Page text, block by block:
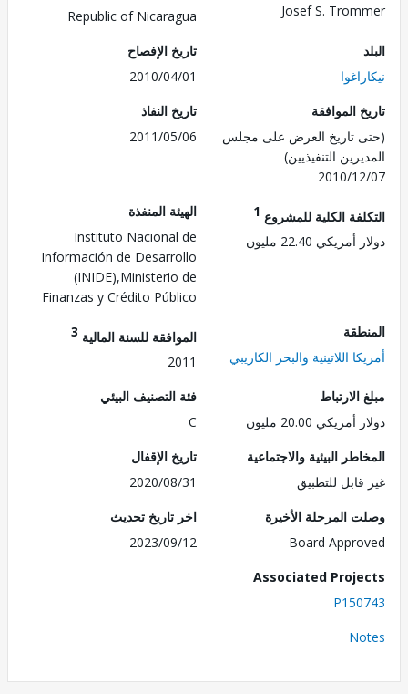
Josef S.
Republic of Nicaragua
تاريخ الإفصاح
2010/04/01
الموافقة
تاريخ العرض على مجلس
التنفيذيين)
2010/
تاريخ النفاذ
2011/05/06
الكلية للمشروع1
22.40 مليون
الهيئة المنفذة
Instituto Nacional de
Información de Desarrollo
(INIDE),Ministerio de
Finanzas y Crédito Público
اللاتينية والبحر الكاريبي
الموافقة للسنة المالية3
2011
20.00 مليون
فئة التصنيف البيئي
البيئية والاجتماعية
للتطبيق
تاريخ الإقفال
2020/08/31
المرحلة الأخيرة
Board
اخر تاريخ تحديث
2023/09/12
Associated